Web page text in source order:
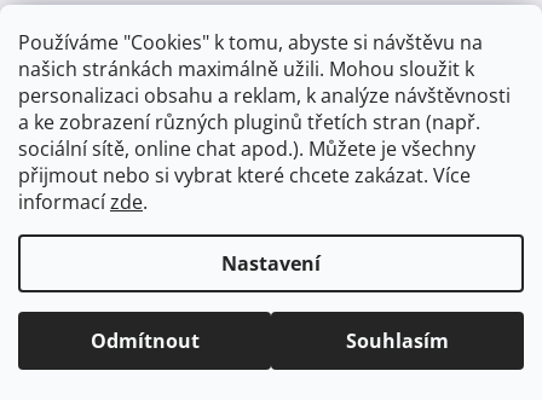
Používáme "Cookies" k tomu, abyste si návštěvu na
našich stránkách maximálně užili. Mohou sloužit k
personalizaci obsahu a reklam, k analýze návštěvnosti
a ke zobrazení různých pluginů třetích stran (např.
sociální sítě, online chat apod.). Můžete je všechny
přijmout nebo si vybrat které chcete zakázat. Více
informacízde.
Nastavení
Odmítnout Souhlasím
Retro koupelna - kompletní vybavení
Copyright 2026Česká koupelna. Všechna práva
vyhrazena.